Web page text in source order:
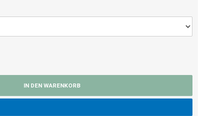
IN DEN WARENKORB